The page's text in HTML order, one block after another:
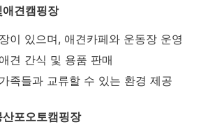
견캠핑장
이 있으며, 애견카페와 운동장 운영
견 간식 및 용품 판매
족들과 교류할 수 있는 환경 제공
포오토캠핑장